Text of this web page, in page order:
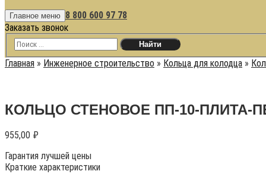
Главное меню 8 800 600 97 78
Заказать звонок
Главная » Инженерное строительство » Кольца для колодца »
КОЛЬЦО СТЕНОВОЕ ПП-10-ПЛИТА-
955,00 ₽
Гарантия лучшей цены
Краткие характеристики